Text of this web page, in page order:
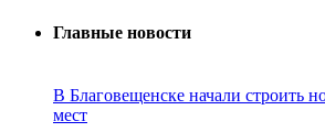
Главные новости
В Благовещенске начали строить
мест